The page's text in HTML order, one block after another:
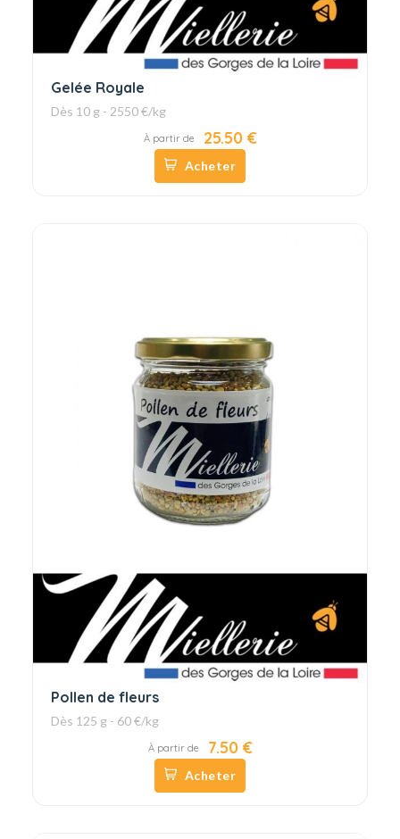
Gelée Royale
Dès 10 g - 2550 €/kg
À partir de 25.50 €
Acheter
Pollen de fleurs
Dès 125 g - 60 €/kg
À partir de 7.50 €
Acheter